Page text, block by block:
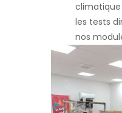
climatique
les tests
nos